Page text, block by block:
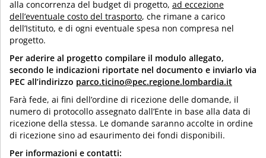
alla concorrenza del budget di progetto, ad eccezione
dell’eventuale costo del trasporto, che rimane a carico
dell’Istituto, e di ogni eventuale spesa non compresa nel
progetto.
Per aderire al progetto compilare il modulo allegato,
secondo le indicazioni riportate nel documento e inviarlo via
PEC all’indirizzo parco.ticino@pec.regione.lombardia.it
Farà fede, ai fini dell’ordine di ricezione delle domande, il
numero di protocollo assegnato dall’Ente in base alla data di
ricezione della stessa. Le domande saranno accolte in ordine
di ricezione sino ad esaurimento dei fondi disponibili.
Per informazioni e contatti: